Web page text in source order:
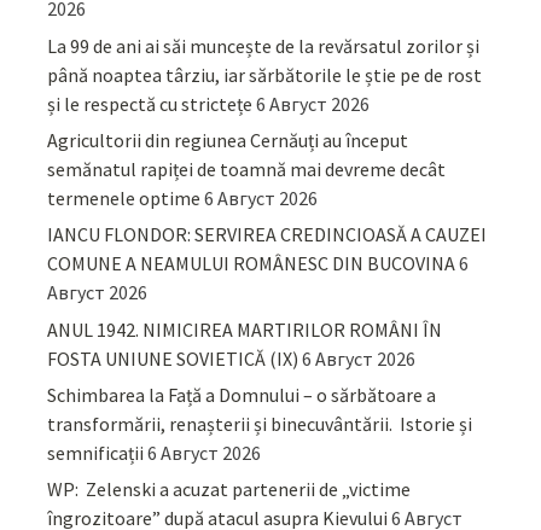
2026
La 99 de ani ai săi muncește de la revărsatul zorilor și
până noaptea târziu, iar sărbătorile le știe pe de rost
și le respectă cu strictețe 6 Август 2026
Agricultorii din regiunea Cernăuți au început
semănatul rapiței de toamnă mai devreme decât
termenele optime 6 Август 2026
IANCU FLONDOR: SERVIREA CREDINCIOASĂ A CAUZEI
COMUNE A NEAMULUI ROMÂNESC DIN BUCOVINA6
Август 2026
ANUL 1942. NIMICIREA MARTIRILOR ROMÂNI ÎN
FOSTA UNIUNE SOVIETICĂ (IX) 6 Август 2026
Schimbarea la Față a Domnului – o sărbătoare a
transformării, renașterii și binecuvântării. Istorie și
semnificații 6 Август 2026
WP: Zelenski a acuzat partenerii de „victime
îngrozitoare” după atacul asupra Kievului 6 Август